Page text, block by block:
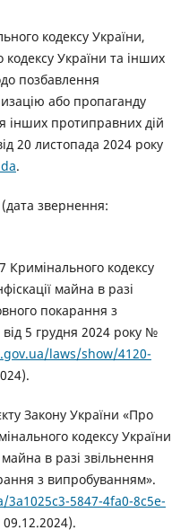
кодексу України,
України та інших
позбавлення
або пропаганду
інших протиправних дій
20 листопада 2024 року
.
звернення:
Кримінального кодексу
майна в разі
покарання з
5 грудня 2024 року №
laws/show/4120-
Закону України «Про
кодексу України
в разі звільнення
з випробуванням».
5847-4fa0-8c5e-